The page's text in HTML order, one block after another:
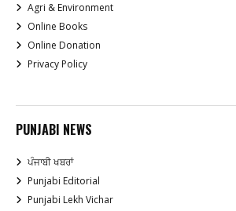
Agri & Environment
Online Books
Online Donation
Privacy Policy
PUNJABI NEWS
ਪੰਜਾਬੀ ਖਬਰਾਂ
Punjabi Editorial
Punjabi Lekh Vichar